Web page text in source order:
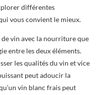
différentes
vous convient le mieux.
de vin avec la nourriture que
entre les deux éléments.
les qualités du vin et vice
peut adoucir la
vin blanc frais peut